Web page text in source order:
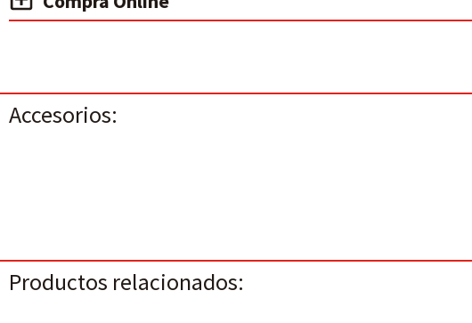
Accesorios:
Productos relacionados: